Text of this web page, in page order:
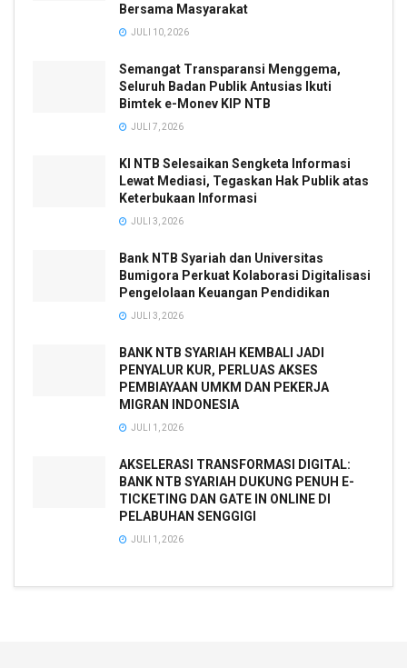
Bersama Masyarakat
JULI 10, 2026
Semangat Transparansi Menggema,
Seluruh Badan Publik Antusias Ikuti
Bimtek e-Monev KIP NTB
JULI 7, 2026
KI NTB Selesaikan Sengketa Informasi
Lewat Mediasi, Tegaskan Hak Publik atas
Keterbukaan Informasi
JULI 3, 2026
Bank NTB Syariah dan Universitas
Bumigora Perkuat Kolaborasi Digitalisasi
Pengelolaan Keuangan Pendidikan
JULI 3, 2026
BANK NTB SYARIAH KEMBALI JADI
PENYALUR KUR, PERLUAS AKSES
PEMBIAYAAN UMKM DAN PEKERJA
MIGRAN INDONESIA
JULI 1, 2026
AKSELERASI TRANSFORMASI DIGITAL:
BANK NTB SYARIAH DUKUNG PENUH E-
TICKETING DAN GATE IN ONLINE DI
PELABUHAN SENGGIGI
JULI 1, 2026